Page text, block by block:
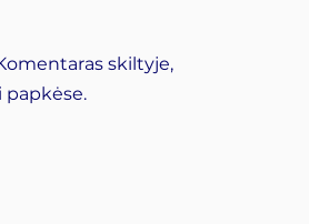
skiltyje,